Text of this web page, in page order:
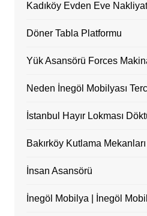
Kadıköy Evden Eve Nakliyat
Döner Tabla Platformu
Yük Asansörü Forces
Neden İnegöl Mobilyası
İstanbul Hayır Lokması
Bakırköy Kutlama Mekanları
İnsan Asansörü
İnegöl Mobilya | İnegöl